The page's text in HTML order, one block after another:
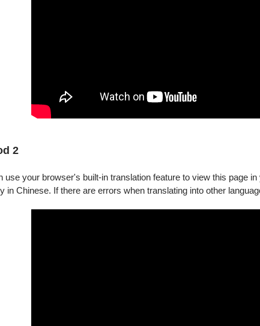
2
use your browser's built-in translation feature to view this page
in Chinese. If there are errors when translating into other
FRI. 23:59 ——
——
售完為止 ——